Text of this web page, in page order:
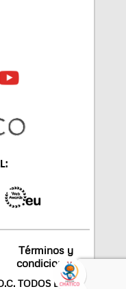
Términos y
condiciones
TODOS LOS